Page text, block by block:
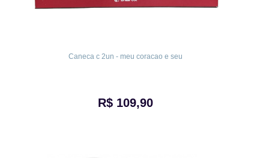
Caneca c 2un - meu coracao e seu
R$ 109,90